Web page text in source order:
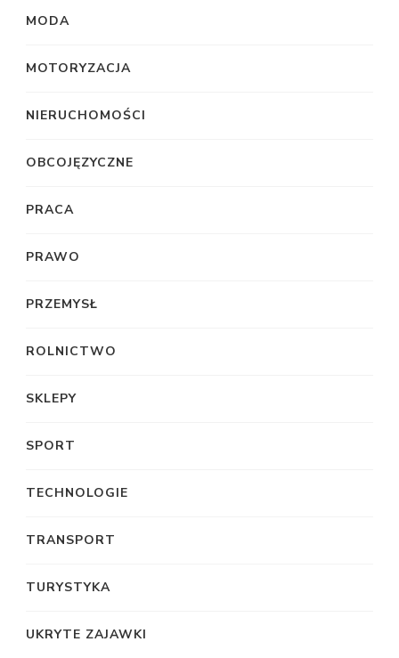
MODA
MOTORYZACJA
NIERUCHOMOŚCI
OBCOJĘZYCZNE
PRACA
PRAWO
PRZEMYSŁ
ROLNICTWO
SKLEPY
SPORT
TECHNOLOGIE
TRANSPORT
TURYSTYKA
UKRYTE ZAJAWKI